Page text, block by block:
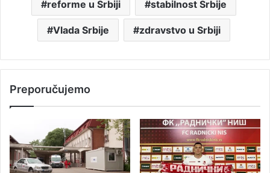
reforme u Srbiji stabilnost Srbije
Vlada Srbije zdravstvo u Srbiji
Preporučujemo